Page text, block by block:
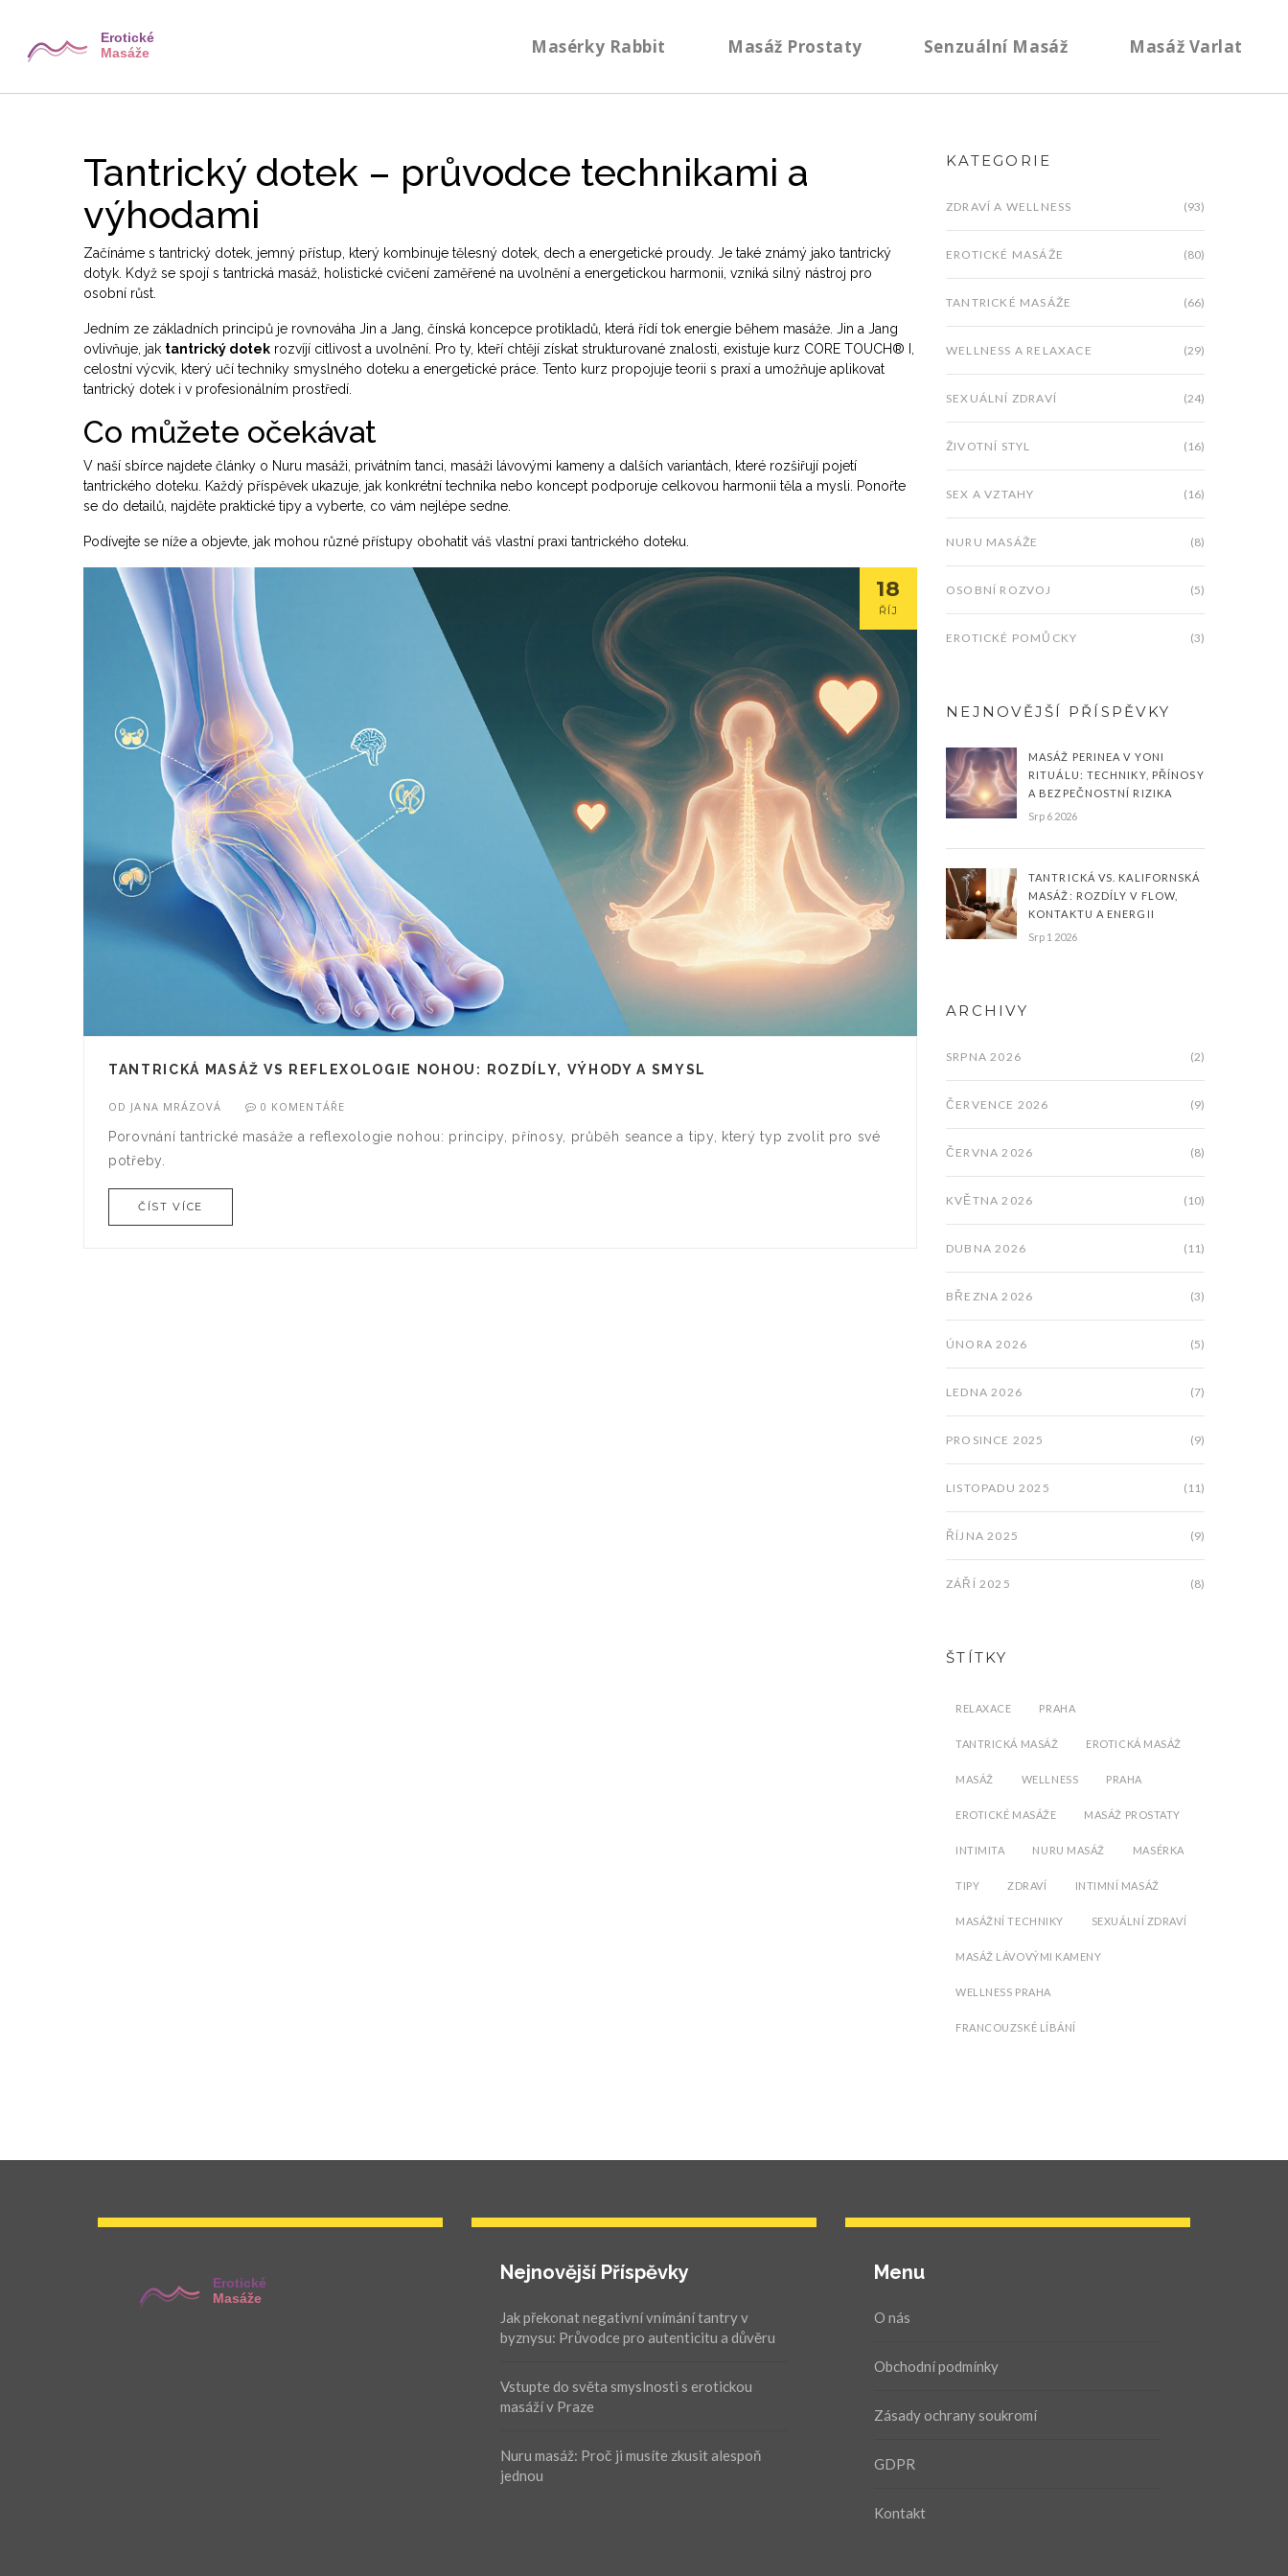
Masérky Rabbit Masáž Prostaty Senzuální Masáž Masáž Varlat
Tantrický dotek – průvodce technikami a
výhodami
Začínáme s tantrický dotek jemný přístup, který kombinuje tělesný dotek, dech a energetické proudy. Je také známý jako tantrický
dotyk . Když se spojí s tantrická masáž holistické cvičení zaměřené na uvolnění a energetickou harmonii , vzniká silný nástroj pro
osobní růst.
Jedním ze základních principů je rovnováha Jin a Jang čínská koncepce protikladů, která řídí tok energie během masáže . Jin a Jang
ovlivňuje, jak tantrický dotek rozvíjí citlivost a uvolnění. Pro ty, kteří chtějí získat strukturované znalosti, existuje kurz CORE TOUCH® I
celostní výcvik, který učí techniky smyslného doteku a energetické práce . Tento kurz propojuje teorii s praxí a umožňuje aplikovat
tantrický dotek i v profesionálním prostředí.
Co můžete očekávat
V naší sbírce najdete články o Nuru masáži, privátním tanci, masáži lávovými kameny a dalších variantách, které rozšiřují pojetí
tantrického doteku. Každý příspěvek ukazuje, jak konkrétní technika nebo koncept podporuje celkovou harmonii těla a mysli. Ponořte
se do detailů, najděte praktické tipy a vyberte, co vám nejlépe sedne.
Podívejte se níže a objevte, jak mohou různé přístupy obohatit váš vlastní praxi tantrického doteku.
18
ŘÍJ
TANTRICKÁ MASÁŽ VS REFLEXOLOGIE NOHOU: ROZDÍLY, VÝHODY A SMYSL
OD JANA MRÁZOVÁ 0 KOMENTÁŘE
Porovnání tantrické masáže a reflexologie nohou: principy, přínosy, průběh seance a tipy, který typ zvolit pro své
potřeby.
ČÍST VÍCE
KATEGORIE
ZDRAVÍ A WELLNESS (93)
EROTICKÉ MASÁŽE (80)
TANTRICKÉ MASÁŽE (66)
WELLNESS A RELAXACE (29)
SEXUÁLNÍ ZDRAVÍ (24)
ŽIVOTNÍ STYL (16)
SEX A VZTAHY (16)
NURU MASÁŽE (8)
OSOBNÍ ROZVOJ (5)
EROTICKÉ POMŮCKY (3)
NEJNOVĚJŠÍ PŘÍSPĚVKY
MASÁŽ PERINEA V YONI
RITUÁLU: TECHNIKY, PŘÍNOSY
A BEZPEČNOSTNÍ RIZIKA
Srp 6 2026
TANTRICKÁ VS. KALIFORNSKÁ
MASÁŽ: ROZDÍLY V FLOW,
KONTAKTU A ENERGII
Srp 1 2026
ARCHIVY
SRPNA 2026 (2)
ČERVENCE 2026 (9)
ČERVNA 2026 (8)
KVĚTNA 2026 (10)
DUBNA 2026 (11)
BŘEZNA 2026 (3)
ÚNORA 2026 (5)
LEDNA 2026 (7)
PROSINCE 2025 (9)
LISTOPADU 2025 (11)
ŘÍJNA 2025 (9)
ZÁŘÍ 2025 (8)
ŠTÍTKY
RELAXACE PRAHA
TANTRICKÁ MASÁŽ EROTICKÁ MASÁŽ
MASÁŽ WELLNESS PRAHA
EROTICKÉ MASÁŽE MASÁŽ PROSTATY
INTIMITA NURU MASÁŽ MASÉRKA
TIPY ZDRAVÍ INTIMNÍ MASÁŽ
MASÁŽNÍ TECHNIKY SEXUÁLNÍ ZDRAVÍ
MASÁŽ LÁVOVÝMI KAMENY
WELLNESS PRAHA
FRANCOUZSKÉ LÍBÁNÍ
Nejnovější Příspěvky
Jak překonat negativní vnímání tantry v
byznysu: Průvodce pro autenticitu a důvěru
Vstupte do světa smyslnosti s erotickou
masáží v Praze
Nuru masáž: Proč ji musíte zkusit alespoň
jednou
Menu
O nás
Obchodní podmínky
Zásady ochrany soukromí
GDPR
Kontakt